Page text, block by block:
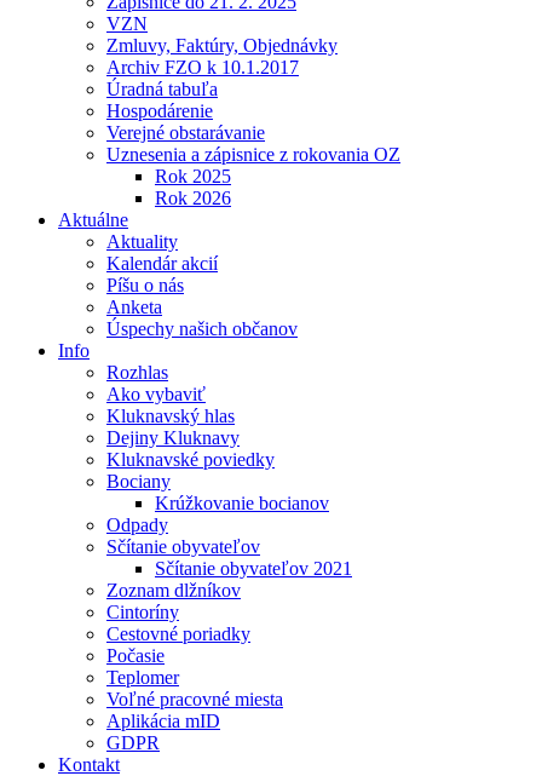
VZN
Zmluvy, Faktúry, Objednávky
Archiv FZO k 10.1.2017
Úradná tabuľa
Hospodárenie
Verejné obstarávanie
Uznesenia a zápisnice z rokovania OZ
Rok 2025
Rok 2026
Aktuálne
Aktuality
Kalendár akcií
Píšu o nás
Anketa
Úspechy našich občanov
Info
Rozhlas
Ako vybaviť
Kluknavský hlas
Dejiny Kluknavy
Kluknavské poviedky
Bociany
Krúžkovanie bocianov
Odpady
Sčítanie obyvateľov
Sčítanie obyvateľov 2021
Zoznam dlžníkov
Cintoríny
Cestovné poriadky
Počasie
Teplomer
Voľné pracovné miesta
Aplikácia mID
GDPR
Kontakt